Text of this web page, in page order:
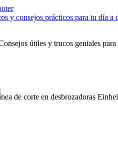
útiles y trucos geniales para
de corte en desbrozadoras